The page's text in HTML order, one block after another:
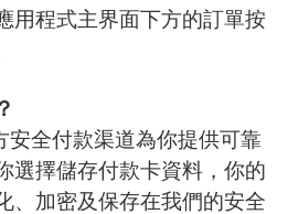
用程式主界面下方的訂單按
安全付款渠道為你提供可靠
選擇儲存付款卡資料，你的
、加密及保存在我們的安全